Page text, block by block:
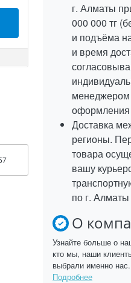
г. Алматы
000 000 тг
и подъёма
и время
оформления
Доставка
регионы.
товара
вашу
по г. Алматы
О
Узнайте больше о
кто мы, наши
выбрали именно нас.
Подробнее